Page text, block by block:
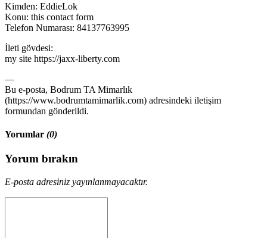
Kimden: EddieLok
Konu: this contact form
Telefon Numarası: 84137763995
İleti gövdesi:
my site https://jaxx-liberty.com
—
Bu e-posta, Bodrum TA Mimarlık
(https://www.bodrumtamimarlik.com) adresindeki iletişim
formundan gönderildi.
Yorumlar (0)
Yorum bırakın
E-posta adresiniz yayınlanmayacaktır.